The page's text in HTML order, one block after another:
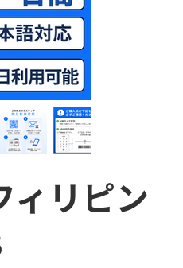
ィリピン